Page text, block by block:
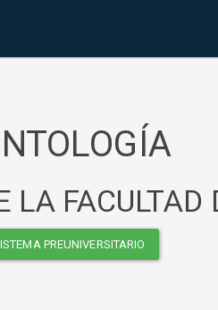
LA
PREUNIVERSITARIO